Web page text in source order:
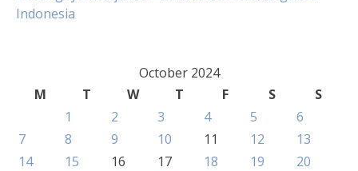
Indonesia
October 2024
M
T W T F S
S
1
2 3 4 5
6
7
8 9 10 11 12
13
14
15 16 17 18 19
20